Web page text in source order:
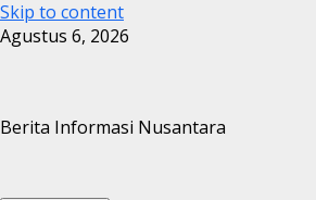
Skip to content
Agustus 6, 2026
Berita Informasi Nusantara